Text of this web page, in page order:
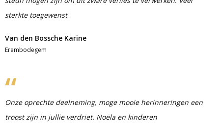
sterkte toegewenst
Van den Bossche Karine
Erembodegem
Onze oprechte deelneming, moge mooie herinneringen een
troost zijn in jullie verdriet. Noëla en kinderen